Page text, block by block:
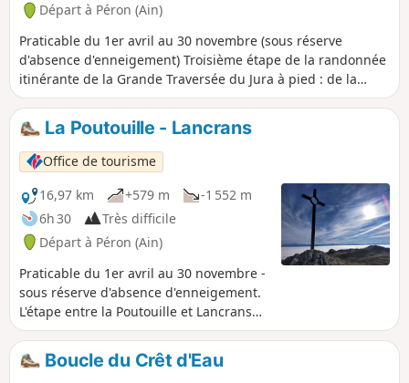
Départ à Péron (Ain)
Praticable du 1er avril au 30 novembre (sous réserve
d'absence d'enneigement) Troisième étape de la randonnée
itinérante de la Grande Traversée du Jura à pied : de la
Borne au Lion à Culoz, en 6 jours. La GTJ relie Mandeure
(Doubs) à Culoz (Ain) en 15 à 20 jours, traversant les
Montagnes du Jura et le Parc naturel régional du Haut-Jura.
Le parcours proposé ici correspond à la seconde moitié de
l'itinéraire. Le tracé évolue au cœur du PNR du Haut-Jura et
de la Réserve naturelle nationale de la Haute Chaîne du
Jura : un espace protégé à parcourir avec respect. Une
partie du parcours traverse la Réserve naturelle nationale
de la Haute Chaîne du Jura. Chiens interdits, même tenus
en laisse, ainsi que le bivouac en tente Merci de respecter
ces règles pour préserver cet environnement exceptionnel.
La Poutouille - Lancrans
Office de tourisme
16,97 km
+579 m
-1 552 m
6h 30
Très difficile
Départ à Péron (Ain)
Praticable du 1er avril au 30 novembre -
sous réserve d'absence d'enneigement.
L'étape entre la Poutouille et Lancrans
est la troisième étape de la randonnée
itinérante, sur six jours, "La GTJ depuis
Mijoux". Le GR®9 entre dans le
Boucle du Crêt d'Eau